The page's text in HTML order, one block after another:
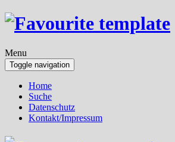
Menu
Toggle navigation
Home
Suche
Datenschutz
Kontakt/Impressum